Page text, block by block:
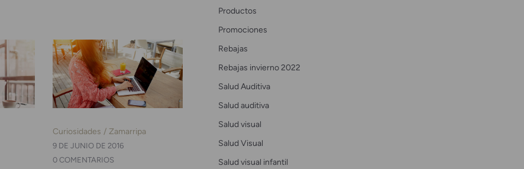
Curiosidades Zamarripa
9 DE JUNIO DE 2016
0 COMENTARIOS
Productos
Promociones
Rebajas
Rebajas invierno 2022
Salud Auditiva
Salud auditiva
Salud visual
Salud Visual
Salud visual infantil